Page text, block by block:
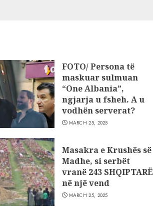
FOTO/ Persona të
maskuar sulmuan
“One Albania”,
ngjarja u fsheh. A u
vodhën serverat?
MARCH 25, 2025
Masakra e Krushës së
Madhe, si serbët
vranë 243 SHQIPTARË
në një vend
MARCH 25, 2025